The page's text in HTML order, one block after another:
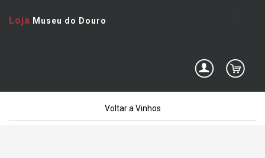
Loja Museu do Douro
Voltar a Vinhos